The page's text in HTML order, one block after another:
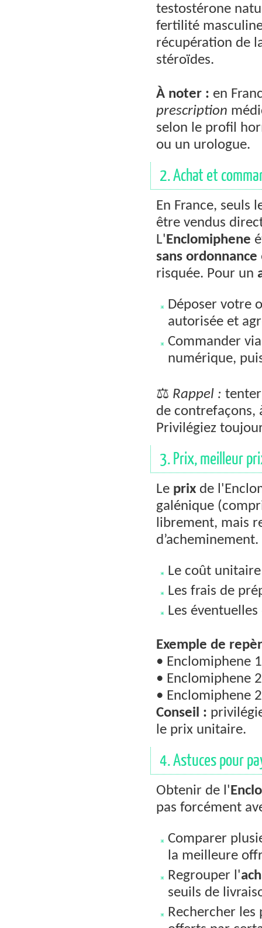
testostérone
fertilité
récupération de
stéroïdes.
À noter : en
prescription
selon le profil
ou un urologue.
2. Achat et
En France, seuls
être vendus
L'Enclomiphene
sans ordonnance
risquée. Pour un
Déposer votre
autorisée et
Commander
numérique,
⚖️ Rappel :
de contrefaçons,
Privilégiez
3. Prix, meilleur
Le prix de
galénique
librement, mais
Le coût
Les frais de
Les
Exemple de
• Enclomiphene
• Enclomiphene
• Enclomiphene
Conseil :
le prix unitaire.
4. Astuces pour
Obtenir de l'
pas forcément
Comparer
la meilleure
Regrouper l'
seuils de
Rechercher